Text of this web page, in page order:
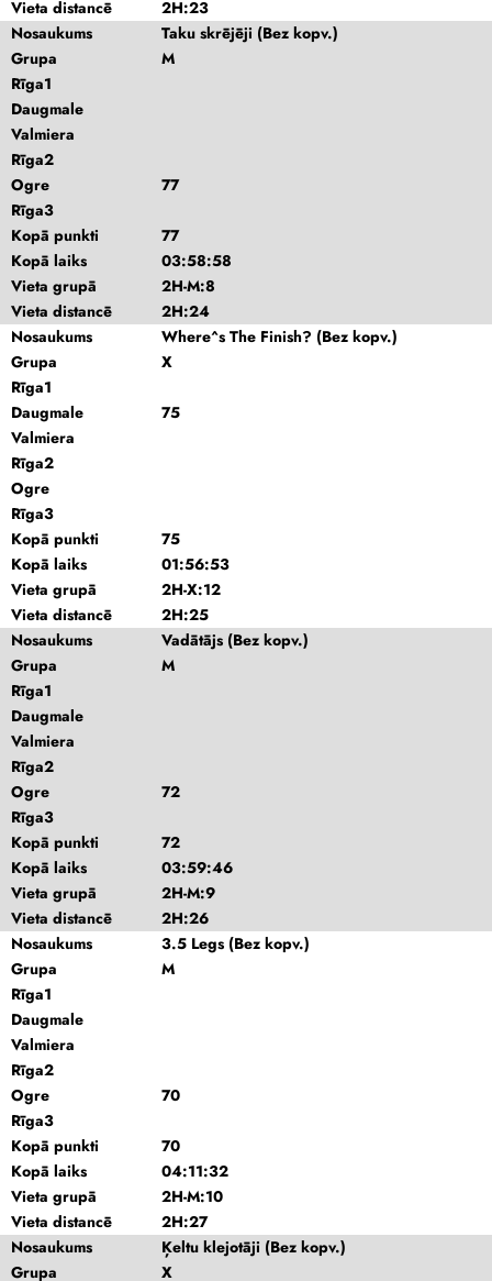
Vieta distancē
2H:23
Nosaukums
Taku skrējēji (Bez kopv.)
Grupa
M
Rīga1
Daugmale
Valmiera
Rīga2
Ogre
77
Rīga3
Kopā punkti
77
Kopā laiks
03:58:58
Vieta grupā
2H-M:8
Vieta distancē
2H:24
Nosaukums
Where^s The Finish? (Bez kopv.)
Grupa
X
Rīga1
Daugmale
75
Valmiera
Rīga2
Ogre
Rīga3
Kopā punkti
75
Kopā laiks
01:56:53
Vieta grupā
2H-X:12
Vieta distancē
2H:25
Nosaukums
Vadātājs (Bez kopv.)
Grupa
M
Rīga1
Daugmale
Valmiera
Rīga2
Ogre
72
Rīga3
Kopā punkti
72
Kopā laiks
03:59:46
Vieta grupā
2H-M:9
Vieta distancē
2H:26
Nosaukums
3.5 Legs (Bez kopv.)
Grupa
M
Rīga1
Daugmale
Valmiera
Rīga2
Ogre
70
Rīga3
Kopā punkti
70
Kopā laiks
04:11:32
Vieta grupā
2H-M:10
Vieta distancē
2H:27
Nosaukums
Ķeltu klejotāji (Bez kopv.)
Grupa
X